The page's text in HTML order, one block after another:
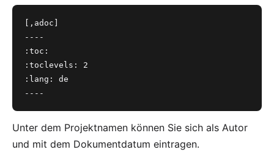
[,adoc]
----
:toc:
:toclevels: 2
:lang: de
----
Unter dem Projektnamen können Sie sich als Autor
und mit dem Dokumentdatum eintragen.